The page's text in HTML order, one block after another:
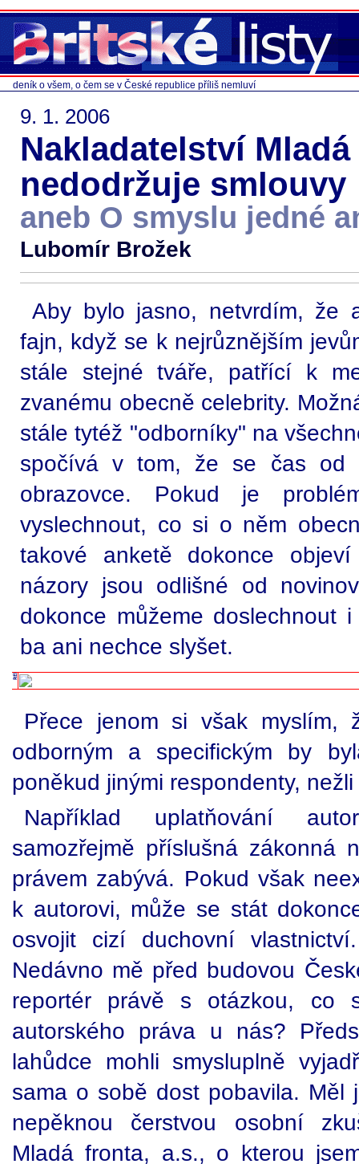
deník o všem, o čem se v České republice příliš nemluví
9. 1. 2006
Nakladatelství
nedodržuje smlouvy
aneb O smyslu jedné
Lubomír Brožek
Aby bylo jasno, netvrdím, že
fajn, když se k nejrůznějším
stále stejné tváře, patřící k
zvanému obecně celebrity.
stále tytéž "odborníky" na
spočívá v tom, že se čas od
obrazovce. Pokud je
vyslechnout, co si o něm
takové anketě dokonce
názory jsou odlišné od
dokonce můžeme doslechnout
ba ani nechce slyšet.
Přece jenom si však myslím,
odborným a specifickým by
poněkud jinými respondenty,
Například uplatňování
samozřejmě příslušná zákonná
právem zabývá. Pokud však
k autorovi, může se stát
osvojit cizí duchovní
Nedávno mě před budovou
reportér právě s otázkou, co
autorského práva u nás?
lahůdce mohli smysluplně
sama o sobě dost pobavila. Měl
nepěknou čerstvou osobní
Mladá fronta, a.s., o kterou